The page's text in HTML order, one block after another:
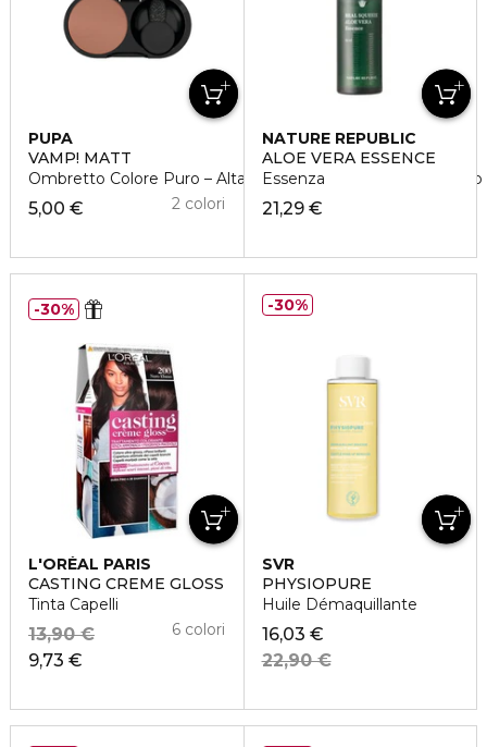
PUPA
VAMP! MATT
Ombretto Colore Puro – Alta Pigmentazione – Multi-Effetto
5,00 € 2 colori
NATURE REPUBLIC
ALOE VERA ESSENCE
Essenza
21,29 €
L'ORÉAL PARIS
CASTING CREME GLOSS
Tinta Capelli
9,73 €
13,90 € 6 colori
30%
SVR
PHYSIOPURE
Huile Démaquillante
16,03 €
22,90 €
30%